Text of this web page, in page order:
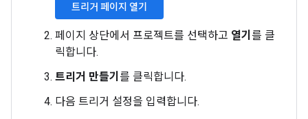
트리거 페이지 열기
페이지 상단에서 프로젝트를 선택하고 열기 를 클
릭합니다.
트리거 만들기 를 클릭합니다.
다음 트리거 설정을 입력합니다.